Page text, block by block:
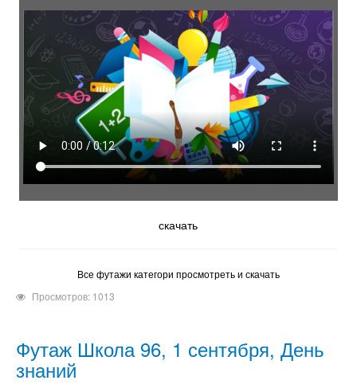
скачать
Все футажи категори просмотреть и скачать
Просмотров: 1013
Футаж Школа 96, 1 сентября, День
знаний